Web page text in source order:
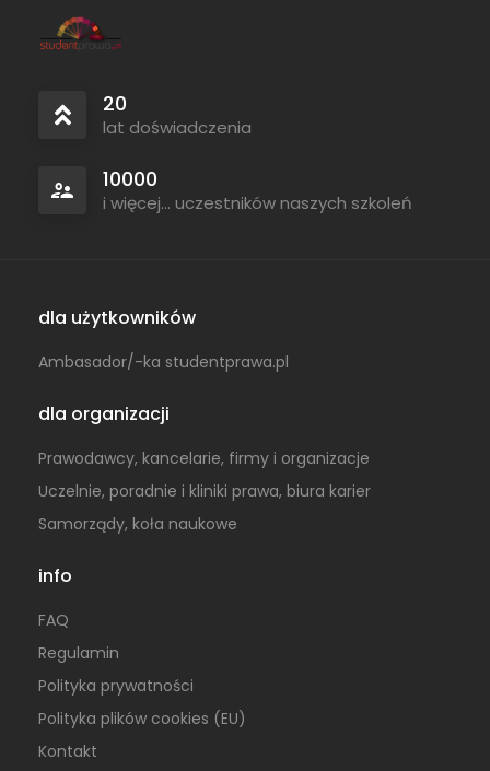
20
lat doświadczenia
10000
i więcej... uczestników naszych szkoleń
dla użytkowników
Ambasador/-ka studentprawa.pl
dla organizacji
Prawodawcy, kancelarie, firmy i organizacje
Uczelnie, poradnie i kliniki prawa, biura karier
Samorządy, koła naukowe
info
FAQ
Regulamin
Polityka prywatności
Polityka plików cookies (EU)
Kontakt